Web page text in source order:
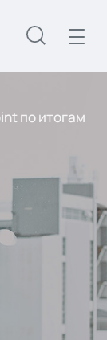
по итогам